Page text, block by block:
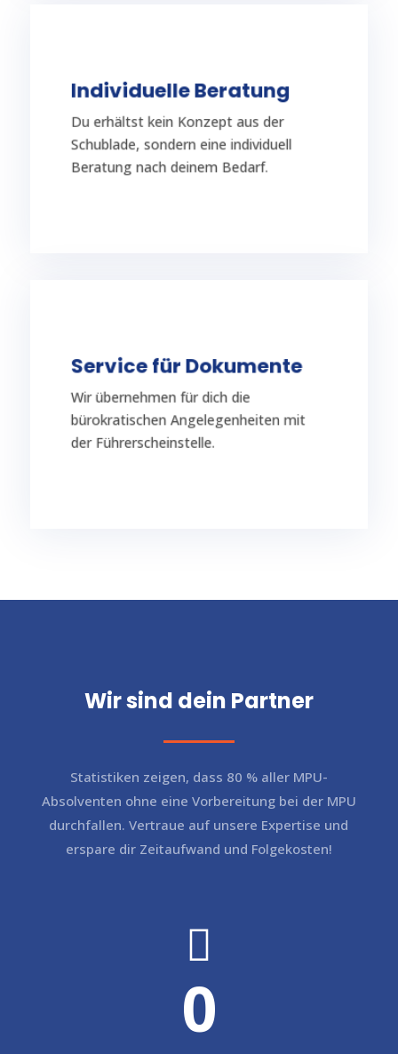
Individuelle Beratung
Du erhältst kein Konzept aus der
Schublade, sondern eine individuell
Beratung nach deinem Bedarf.
Individuelle Beratung
Dich erwarten intensive Einzeltrainings
individuell auf deine Situation
abgestimmt.
Service für Dokumente
Wir übernehmen für dich die
bürokratischen Angelegenheiten mit
der Führerscheinstelle.
Service für Dokumente
Durch unsere Erfahrung wissen wir, wie
beschleunigt werden.
Wir sind dein Partner
Statistiken zeigen, dass 80 % aller MPU-
Absolventen ohne eine Vorbereitung bei der MPU
durchfallen. Vertraue auf unsere Expertise und
erspare dir Zeitaufwand und Folgekosten!

0